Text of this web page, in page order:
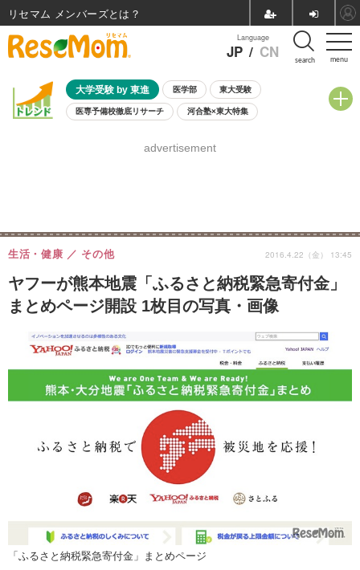
menu
Language
JP / CN search
大学受験 by 東進 医学部 東大受験
医専予備校徹底リサーチ 河合塾×東大特集
8月開催学校説明会・相談会
advertisement
ヤフーが熊本地震「ふるさと納税緊急寄付金」
まとめページ開設 1枚目の写真・画像
生活・健康 その他 2016.4.22（金） 13:45
「ふるさと納税緊急寄付金」まとめページ
リセマム メンバーズ